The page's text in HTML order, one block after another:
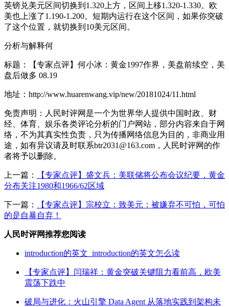
英镑兑美元区间切换到1.320上方，区间上移1.320-1.330。欧
美也上涨了1.190-1.200。短期内运行在这个区间，如果你突破
了这个位置，就切换到10美元区间。
分析与解释何
标题：【专家点评】何小冰：黄金1997作界，美盘前续空，美
盘后做多 08.19
地址：http://www.huarenwang.vip/new/20181024/11.html
免责声明：人民时评网是一个为世界华人提供中国时政、财
经、体育、娱乐各类评论分析的门户网站，部分内容来自于网
络，不为其真实性负责，只为传播网络信息为目的，非商业用
途，如有异议请及时联系btr2031@163.com，人民时评网的作
者将予以删除。
上一篇：
【专家点评】盛文兵：美联储将公布会议纪要，黄金
分布关注1980和1966/62区域
下一篇：
【专家点评】宗校立：致美元：被嫌弃不可怕，可怕
的是自暴自弃！
人民时评网推荐您阅读
introduction的英文_introduction的英文怎么读
【专家点评】闫瑞祥：黄金突破关键阻力看前高，欧美
震荡下跌中
破局与进化：火山引擎 Data Agent 从落地实践到架构未